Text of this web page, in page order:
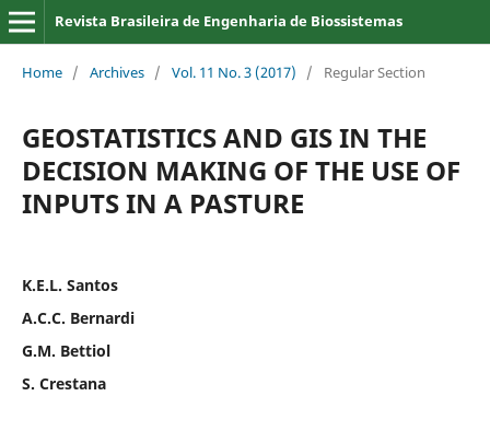
Revista Brasileira de Engenharia de Biossistemas
Home / Archives / Vol. 11 No. 3 (2017) / Regular Section
GEOSTATISTICS AND GIS IN THE
DECISION MAKING OF THE USE OF
INPUTS IN A PASTURE
K.E.L. Santos
A.C.C. Bernardi
G.M. Bettiol
S. Crestana